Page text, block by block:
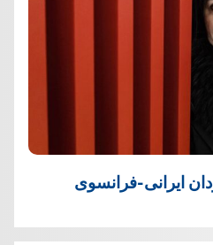
ایرانی-فرانسوی